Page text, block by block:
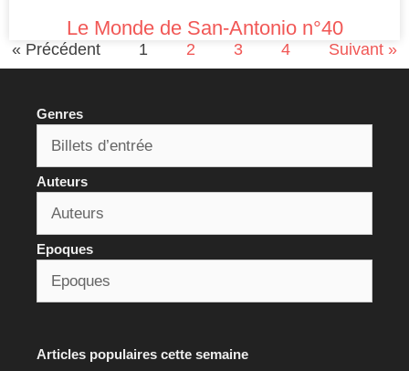
Le Monde de San-Antonio n°40
« Précédent 1 2 3 4 Suivant »
Genres
Auteurs
Epoques
Articles populaires cette semaine